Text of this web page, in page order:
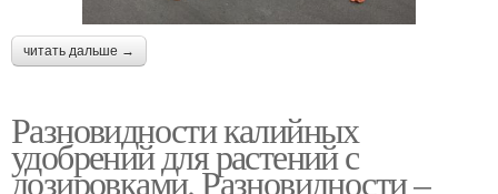
читать дальше →
Разновидности калийных
удобрений для растений с
дозировками. Разновидности –